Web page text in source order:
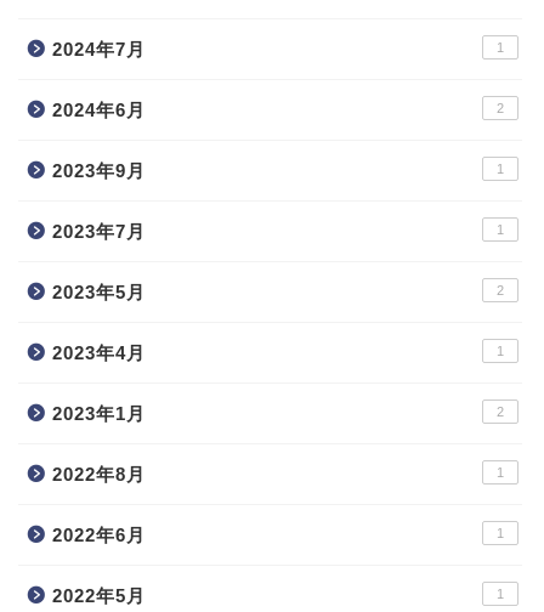
2024年7月 1
2024年6月 2
2023年9月 1
2023年7月 1
2023年5月 2
2023年4月 1
2023年1月 2
2022年8月 1
2022年6月 1
2022年5月 1